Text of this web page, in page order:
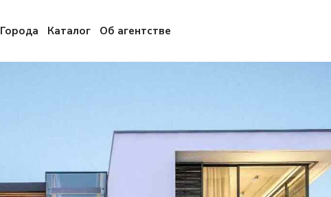
Города Каталог Об агентстве